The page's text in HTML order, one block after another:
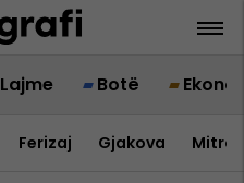
Lajme Botë
Ferizaj Gjakova